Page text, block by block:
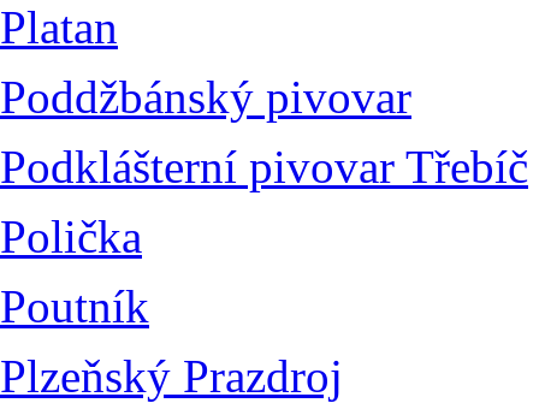
Platan
Poddžbánský pivovar
Podklášterní pivovar Třebíč
Polička
Poutník
Plzeňský Prazdroj